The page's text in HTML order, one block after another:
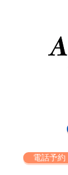
電話予約